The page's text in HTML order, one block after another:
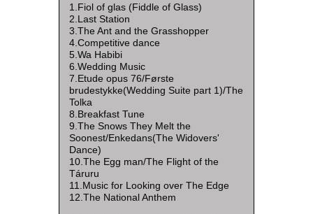
1.Fiol of glas (Fiddle of Glass)
2.Last Station
3.The Ant and the Grasshopper
4.Competitive dance
5.Wa Habibi
6.Wedding Music
7.Etude opus 76/Første
brudestykke(Wedding Suite part 1)/The
Tolka
8.Breakfast Tune
9.The Snows They Melt the
Soonest/Enkedans(The Widovers'
Dance)
10.The Egg man/The Flight of the
Táruru
11.Music for Looking over The Edge
12.The National Anthem